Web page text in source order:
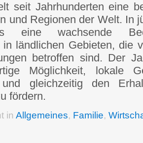
seit Jahrhunderten eine
und Regionen der Welt. In
eine wachsende
in ländlichen Gebieten, die
betroffen sind. Der
Möglichkeit, lokale
und gleichzeitig den
fördern.
in Allgemeines, Familie,